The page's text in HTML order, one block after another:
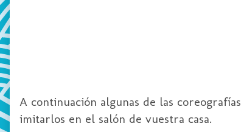
A continuación algunas de las
imitarlos en el salón de vuestra casa.